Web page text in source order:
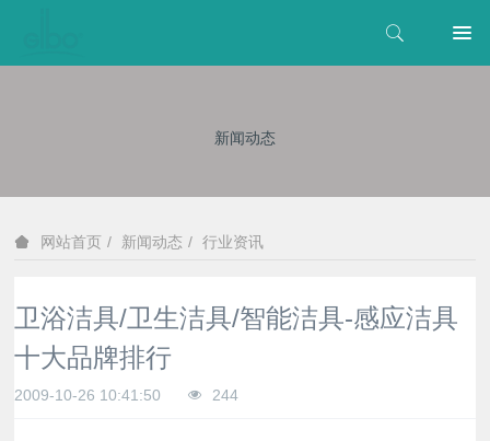
新闻动态
网站首页 新闻动态 行业资讯
卫浴洁具/卫生洁具/智能洁具-感应洁具
十大品牌排行
2009-10-26 10:41:50 244